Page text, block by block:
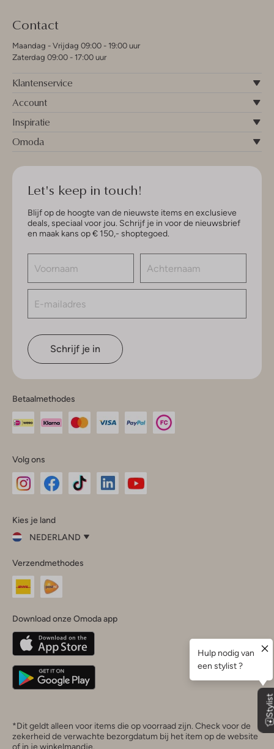
Contact
Maandag - Vrijdag 09:00 - 19:00 uur
Zaterdag 09:00 - 17:00 uur
Klantenservice
Account
Inspiratie
Omoda
Let's keep in touch!
Blijf op de hoogte van de nieuwste items en exclusieve
deals, speciaal voor jou. Schrijf je in voor de nieuwsbrief
en maak kans op € 150,- shoptegoed.
Schrijf je in
Betaalmethodes
Volg ons
InstagramFacebook
Kies je land
NEDERLAND
je
land
Nederland
Belgique(Français)
Deutschland
Verzendmethodes
Download onze Omoda app
*Dit geldt alleen voor items die op voorraad zijn. Check voor de
zekerheid de verwachte bezorgdatum bij het item op de website
of in je winkelmandje.